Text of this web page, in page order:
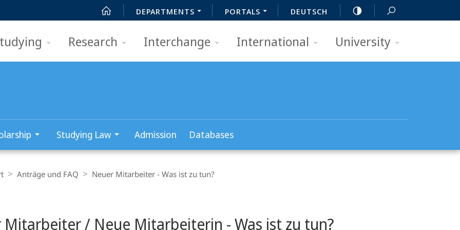
DEPARTMENTS PORTALS DEUTSCH
Research Interchange International University
Studying Law Admission Databases
Anträge und FAQ Neuer Mitarbeiter - Was ist zu tun?
Mitarbeiter / Neue Mitarbeiterin - Was ist zu tun?